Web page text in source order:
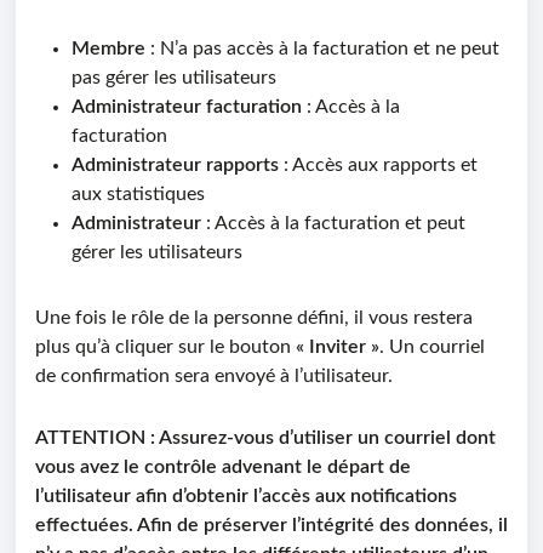
Membre : N’a pas accès à la facturation et ne peut
pas gérer les utilisateurs
Administrateur facturation : Accès à la
facturation
Administrateur rapports : Accès aux rapports et
aux statistiques
Administrateur : Accès à la facturation et peut
gérer les utilisateurs
Une fois le rôle de la personne défini, il vous restera
plus qu’à cliquer sur le bouton « Inviter ». Un courriel
de confirmation sera envoyé à l’utilisateur.
ATTENTION : Assurez-vous d’utiliser un courriel dont
vous avez le contrôle advenant le départ de
l’utilisateur afin d’obtenir l’accès aux notifications
effectuées. Afin de préserver l’intégrité des données, il